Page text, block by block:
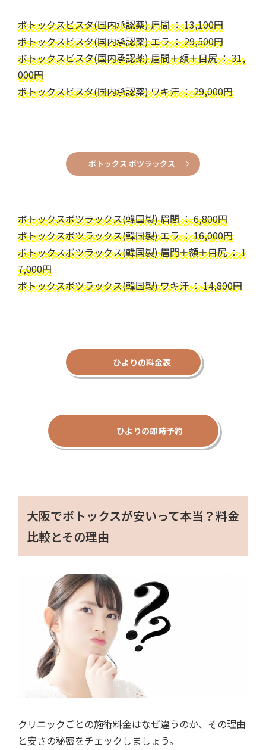
ボトックスビスタ(国内承認薬) 眉間 ： 13,100円
ボトックスビスタ(国内承認薬) エラ ： 29,500円
ボトックスビスタ(国内承認薬) 眉間＋額＋目尻 ： 31,
000円
ボトックスビスタ(国内承認薬) ワキ汗 ： 29,000円
ボトックス ボツラックス
ボトックスボツラックス(韓国製) 眉間 ： 6,800円
ボトックスボツラックス(韓国製) エラ ： 16,000円
ボトックスボツラックス(韓国製) 眉間＋額＋目尻 ： 1
7,000円
ボトックスボツラックス(韓国製) ワキ汗 ： 14,800円
ひよりの料金表
ひよりの即時予約
大阪でボトックスが安いって本当？料金
比較とその理由
クリニックごとの施術料金はなぜ違うのか、その理由
と安さの秘密をチェックしましょう。